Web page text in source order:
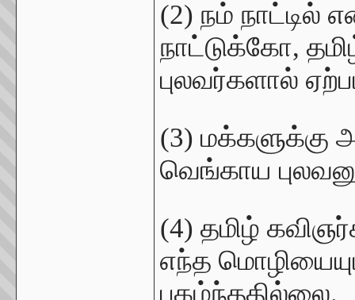
(2) நம் நாட்டில்
நாட்டுக்கோ,
புலவர்களால்
(3) மக்களுக்கு
வெங்காய
(4) தமிழ்
எந்த
புகழ்ந்ததில்லை.